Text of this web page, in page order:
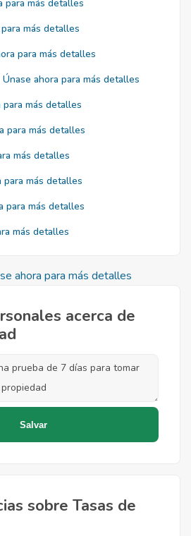
para más detalles
más detalles
para más detalles
Únase ahora para más detalles
para más detalles
para más detalles
más detalles
para más detalles
para más detalles
más detalles
ahora para más detalles
acerca de
sobre Tasas de